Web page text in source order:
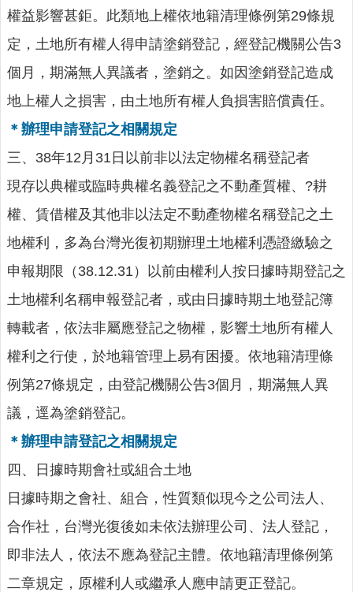
首
頁
隱
私
保
護
政
策
網
站
安
全
政
策
政
府
網
站
資
開
放
告
權益影響甚鉅。此類地上權依地籍清理條例第29條規
定，土地所有權人得申請塗銷登記，經登記機關公告3
個月，期滿無人異議者，塗銷之。如因塗銷登記造成
地上權人之損害，由土地所有權人負損害賠償責任。
＊辦理申請登記之相關規定
三、38年12月31日以前非以法定物權名稱登記者
現存以典權或臨時典權名義登記之不動產質權、?耕
權、賃借權及其他非以法定不動產物權名稱登記之土
地權利，多為台灣光復初期辦理土地權利憑證繳驗之
申報期限（38.12.31）以前由權利人按日據時期登記之
土地權利名稱申報登記者，或由日據時期土地登記簿
轉載者，依法非屬應登記之物權，影響土地所有權人
權利之行使，於地籍管理上易有困擾。依地籍清理條
例第27條規定，由登記機關公告3個月，期滿無人異
議，逕為塗銷登記。
＊辦理申請登記之相關規定
四、日據時期會社或組合土地
日據時期之會社、組合，性質類似現今之公司法人、
合作社，台灣光復後如未依法辦理公司、法人登記，
即非法人，依法不應為登記主體。依地籍清理條例第
二章規定，原權利人或繼承人應申請更正登記。